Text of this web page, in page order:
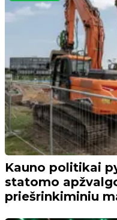
Kauno politikai
statomo
priešrinkiminiu